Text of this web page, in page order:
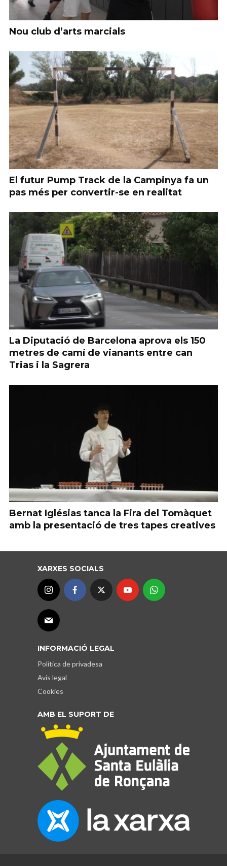
Nou club d’arts marcials
El futur Pump Track de la Campinya fa un
pas més per convertir-se en realitat
La Diputació de Barcelona aprova els 150
metres de camí de vianants entre can
Trias i la Sagrera
Bernat Iglésias tanca la Fira del Tomàquet
amb la presentació de tres tapes creatives
XARXES SOCIALS
INFORMACIÓ LEGAL
Política de privadesa
Avís legal
Cookies
AMB EL SUPORT DE